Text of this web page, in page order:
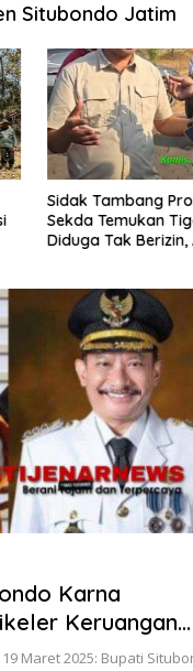
Situbondo Jatim
Sidak Tambang
Sekda Temukan
Diduga Tak Berizin,
Karna
Keruangan
kira Materi
Maret 2025: Bupati